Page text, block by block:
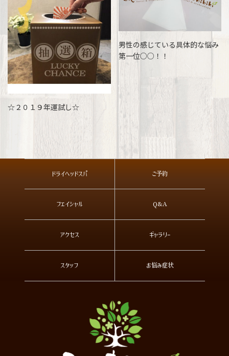
☆２０１９年運試し☆
男性の感じている具体的な悩み
第一位○○！！
ドライヘッドスパ ご予約
フェイシャル Q&A
アクセス ギャラリー
スタッフ お悩み症状